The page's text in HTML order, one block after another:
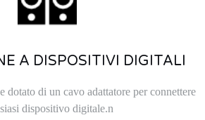
A DISPOSITIVI DIGITALI
dotato di un cavo adattatore per connettere
dispositivo digitale.n